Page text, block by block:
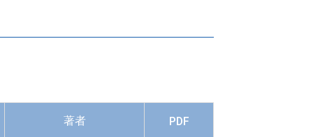
著者 PDF